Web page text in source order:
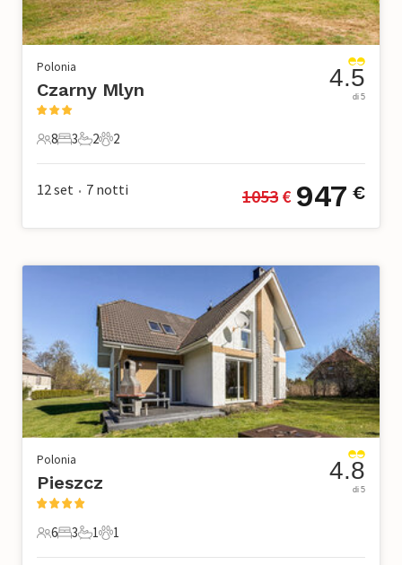
Polonia
Czarny Mlyn
8 Ospiti
8
3 Camere da letto
3
2 Bagni
2
2 Animali domestici
2
4.5
di 5
12 set • 7 notti 1053 € 947 €
Polonia
Pieszcz
6 Ospiti
6
3 Camere da letto
3
1 Bagno
1
1 Animale domestico
1
4.8
di 5